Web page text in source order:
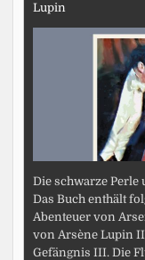
Lupin
Die schwarze Perle
Das Buch enthält
Abenteuer von
von Arsène Lupin
Gefängnis III. Die